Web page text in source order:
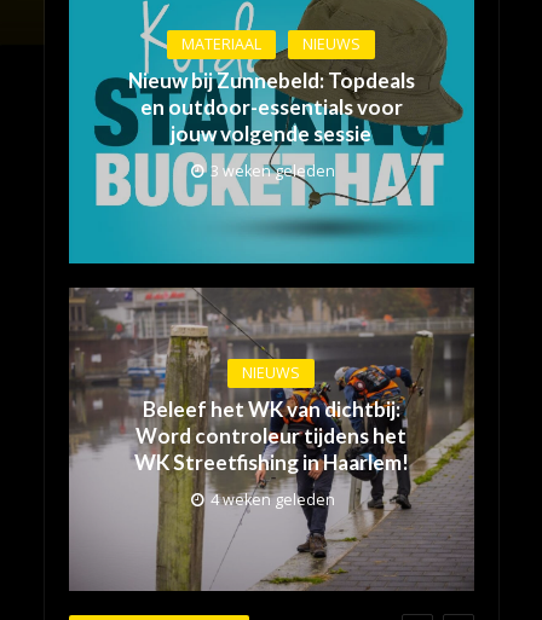
MATERIAAL NIEUWS
Nieuw bij Zunnebeld: Topdeals
en outdoor-essentials voor
jouw volgende sessie
3 weken geleden
NIEUWS
Beleef het WK van dichtbij:
Word controleur tijdens het
WK Streetfishing in Haarlem!
4 weken geleden